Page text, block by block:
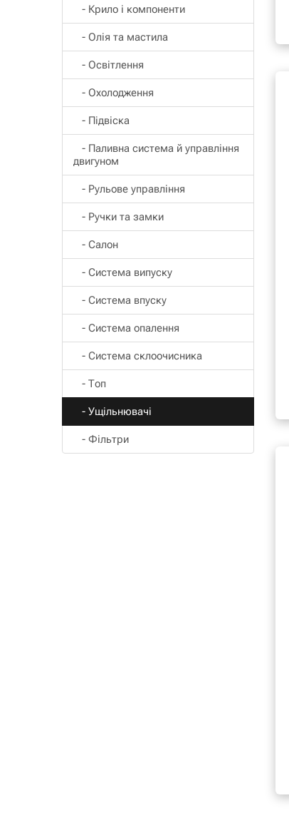
- Крило і компоненти
- Олія та мастила
- Освітлення
- Охолодження
- Підвіска
- Паливна система й управління
двигуном
- Рульове управління
- Ручки та замки
- Салон
- Система випуску
- Система впуску
- Система опалення
- Система склоочисника
- Топ
- Ущільнювачі
- Фільтри